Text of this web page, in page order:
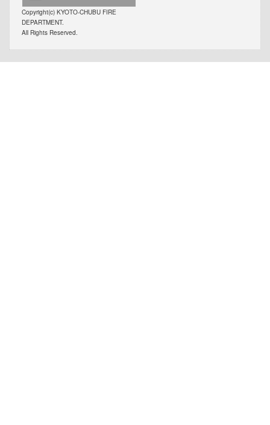
Copyright(c) KYOTO-CHUBU FIRE
DEPARTMENT.
All Rights Reserved.